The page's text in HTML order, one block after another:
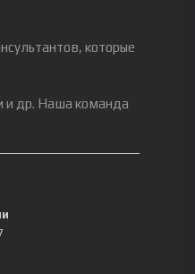
которые
и др. Наша команда